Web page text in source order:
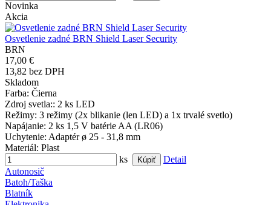
Novinka
Akcia
Osvetlenie zadné BRN Shield Laser Security
BRN
17,00 €
13,82 bez DPH
Skladom
Farba: Čierna
Zdroj svetla:: 2 ks LED
Režimy: 3 režimy (2x blikanie (len LED) a 1x trvalé svetlo)
Napájanie: 2 ks 1,5 V batérie AA (LR06)
Uchytenie: Adaptér ø 25 - 31,8 mm
Materiál: Plast
ks
Detail
Autonosič
Batoh/Taška
Blatník